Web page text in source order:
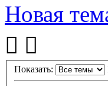
Новая
Показать: